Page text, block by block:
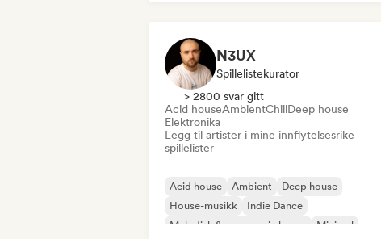
N3UX
Spillelistekurator
> 2800 svar gitt
Acid houseAmbientChillDeep house
Elektronika
Legg til artister i mine innflytelsesrike
spillelister
Acid house Ambient
Deep house
House-musikk
Indie Dance
Melodisk & progressiv house
Minimal